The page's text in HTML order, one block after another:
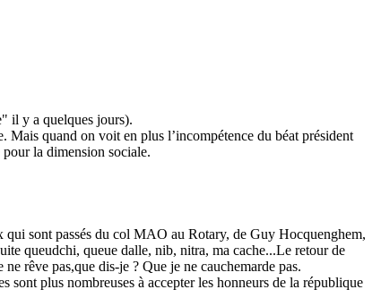
il y a quelques jours).
quand on voit en plus l’incompétence du béat président
la dimension sociale.
sont passés du col MAO au Rotary, de Guy Hocquenghem,
queudchi, queue dalle, nib, nitra, ma cache...Le retour de
rêve pas,que dis-je ? Que je ne cauchemarde pas.
plus nombreuses à accepter les honneurs de la république